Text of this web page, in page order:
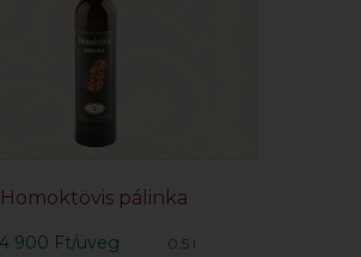
Homoktövis pálinka
900 Ft/üveg 0.5 l